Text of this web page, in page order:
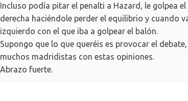
Incluso podía pitar el penalti a Hazard, le golpea
derecha haciéndole perder el equilibrio y cuando
izquierdo con el que iba a golpear el balón.
Supongo que lo que queréis es provocar el
muchos madridistas con estas opiniones.
Abrazo fuerte.